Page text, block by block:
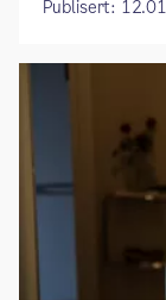
Publisert: